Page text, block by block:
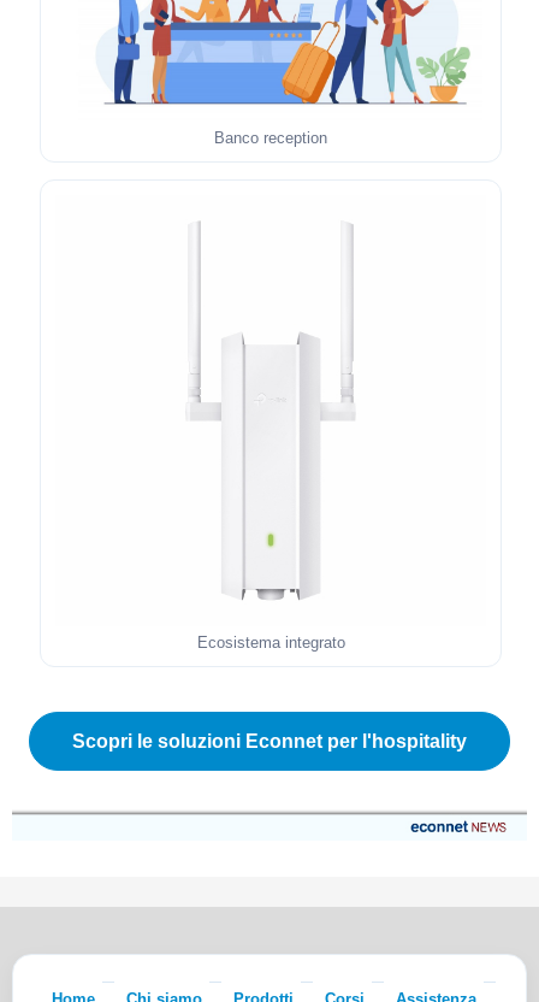
Banco reception
Ecosistema integrato
Scopri le soluzioni Econnet per l'hospitality